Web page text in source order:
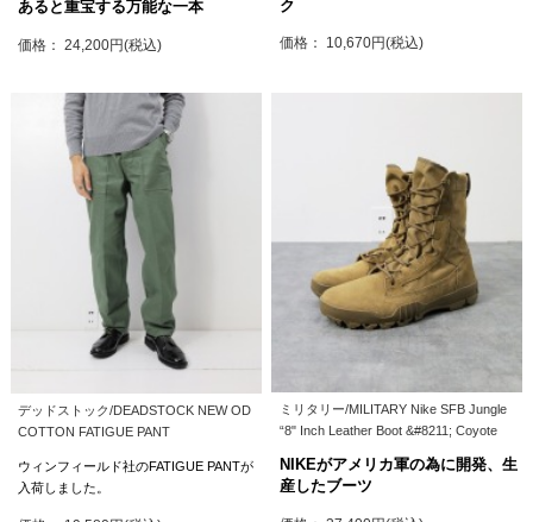
あると重宝する万能な一本
価格： 24,200円(税込)
ク
価格： 10,670円(税込)
デッドストック/DEADSTOCK NEW OD
COTTON FATIGUE PANT
ウィンフィールド社のFATIGUE PANTが
入荷しました。
ミリタリー/MILITARY Nike SFB Jungle
“8" Inch Leather Boot &#8211; Coyote
NIKEがアメリカ軍の為に開発、生
産したブーツ